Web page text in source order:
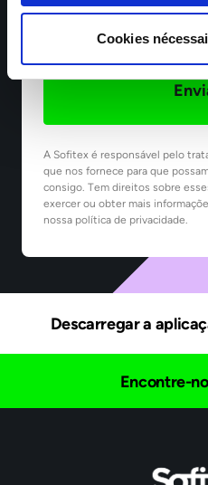
Cookies
A Sofitex é responsável pelo
que nos fornece para que
consigo. Tem direitos sobre
exercer ou obter mais
nossa política de privacidade.
Descarregar a
Encontre-